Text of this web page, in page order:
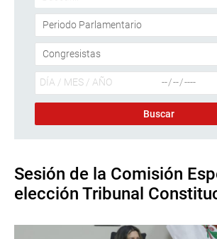
Sesión de la Comisión
elección Tribunal